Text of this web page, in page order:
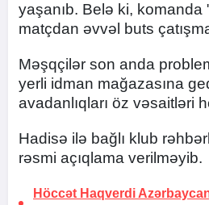
yaşanıb. Belə ki,
matçdan əvvəl buts
Məşqçilər son anda
yerli idman mağazasına
avadanlıqları öz vəsaitləri
Hadisə ilə bağlı klub
rəsmi açıqlama verilməyib.
Höccət Haqverdi